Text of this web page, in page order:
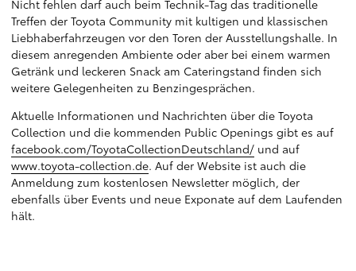
Nicht fehlen darf auch beim Technik-Tag das traditionelle
Treffen der Toyota Community mit kultigen und klassischen
Liebhaberfahrzeugen vor den Toren der Ausstellungshalle. In
diesem anregenden Ambiente oder aber bei einem warmen
Getränk und leckeren Snack am Cateringstand finden sich
weitere Gelegenheiten zu Benzingesprächen.
Aktuelle Informationen und Nachrichten über die Toyota
Collection und die kommenden Public Openings gibt es auf
facebook.com/ToyotaCollectionDeutschland/ und auf
www.toyota-collection.de. Auf der Website ist auch die
Anmeldung zum kostenlosen Newsletter möglich, der
ebenfalls über Events und neue Exponate auf dem Laufenden
hält.